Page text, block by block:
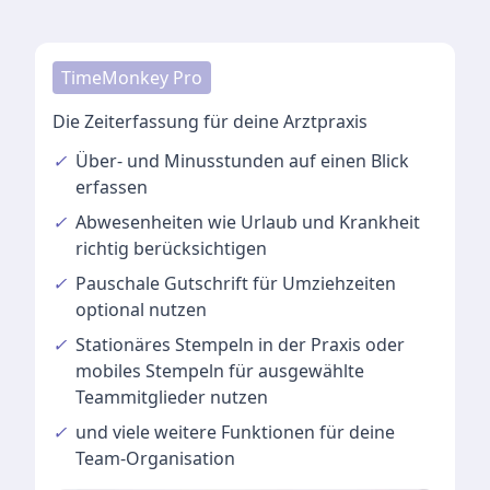
TimeMonkey Pro
Die Zeiterfassung für deine Arztpraxis
✓ Über- und Minusstunden auf einen Blick
erfassen
✓ Abwesenheiten wie Urlaub und Krankheit
richtig berücksichtigen
✓ Pauschale Gutschriftfür Umziehzeiten
optional nutzen
✓ Stationäres Stempeln in der Praxis oder
mobiles Stempeln für ausgewählte
Teammitglieder nutzen
✓ und vieleweitere Funktionen für deine
Team-Organisation